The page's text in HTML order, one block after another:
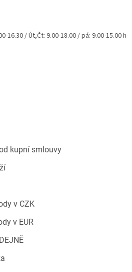
p
16.30 / Út,Čt: 9.00-18.00 / pá: 9.00-15.00 h
kupní smlouvy
v CZK
v EUR